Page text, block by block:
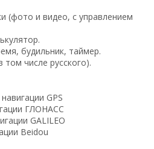
(фото и видео, с управлением
будильник, таймер.
числе русского).
GPS
ГЛОНАСС
GALILEO
Beidou